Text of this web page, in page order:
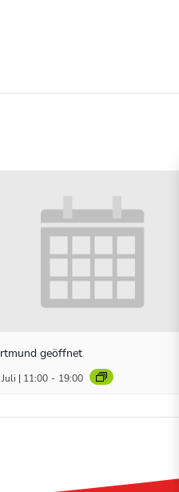
geöffnet
| 11:00 - 19:00